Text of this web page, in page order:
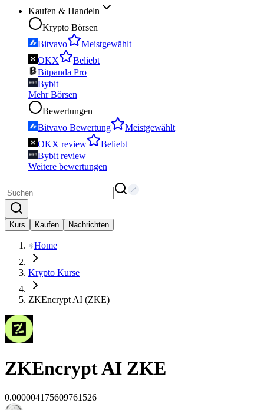
Kaufen & Handeln
Krypto Börsen
Bitvavo
Meistgewählt
OKX
Beliebt
Bitpanda Pro
Bybit
Mehr Börsen
Bewertungen
Bitvavo Bewertung
Meistgewählt
OKX review
Beliebt
Bybit review
Weitere bewertungen
Kurs Kaufen Nachrichten
Home
Krypto Kurse
ZKEncrypt AI (ZKE)
ZKEncrypt AI ZKE
0.000004175609761526